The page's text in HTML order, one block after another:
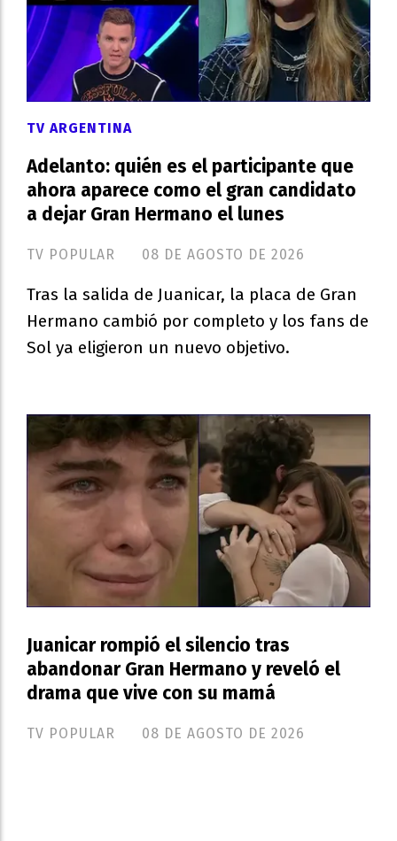
Adelanto: quién es el participante que
ahora aparece como el gran candidato
a dejar Gran Hermano el lunes
TV POPULAR
TV ARGENTINA
08 DE AGOSTO DE 2026
Tras la salida de Juanicar, la placa de Gran
Hermano cambió por completo y los fans de
Sol ya eligieron un nuevo objetivo.
Juanicar rompió el silencio tras
abandonar Gran Hermano y reveló el
drama que vive con su mamá
TV POPULAR 08 DE AGOSTO DE 2026